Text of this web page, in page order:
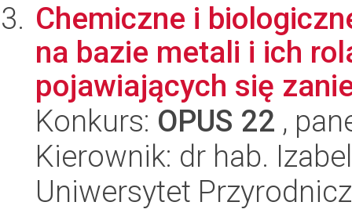
Chemiczne i
na bazie metali i ich
pojawiających się
Konkurs: OPUS 22 ,
Kierownik: dr hab.
Uniwersytet